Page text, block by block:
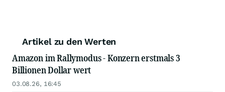
Artikel zu den Werten
Amazon im Rallymodus - Konzern erstmals 3
Billionen Dollar wert
03.08.26, 16:45